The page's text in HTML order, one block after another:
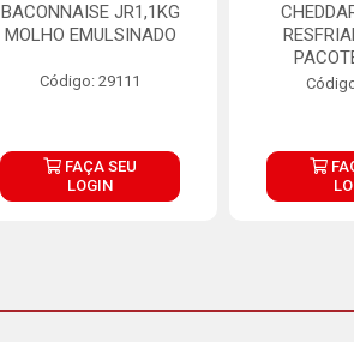
BACONNAISE JR1,1KG
MOLHO EMULSINADO
Código: 29111
FAÇA SEU
LOGIN